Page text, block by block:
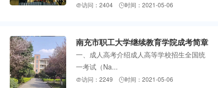
访问：2404 时间：2021-05-06
南充市职工大学继续教育学院成考简章
一、成人高考介绍成人高等学校招生全国统
一考试（Na...
访问：2249 时间：2021-05-06